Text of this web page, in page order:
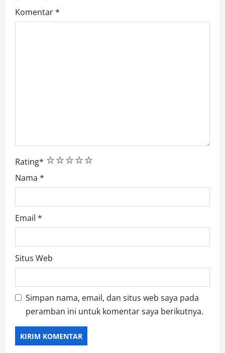
Komentar*
Rating* 5
4
3
2
1
Nama *
Email *
Situs Web
Simpan nama, email, dan situs web saya pada
peramban ini untuk komentar saya berikutnya.